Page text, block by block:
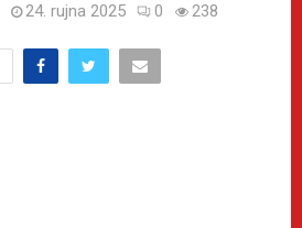
24. rujna 2025 0 238